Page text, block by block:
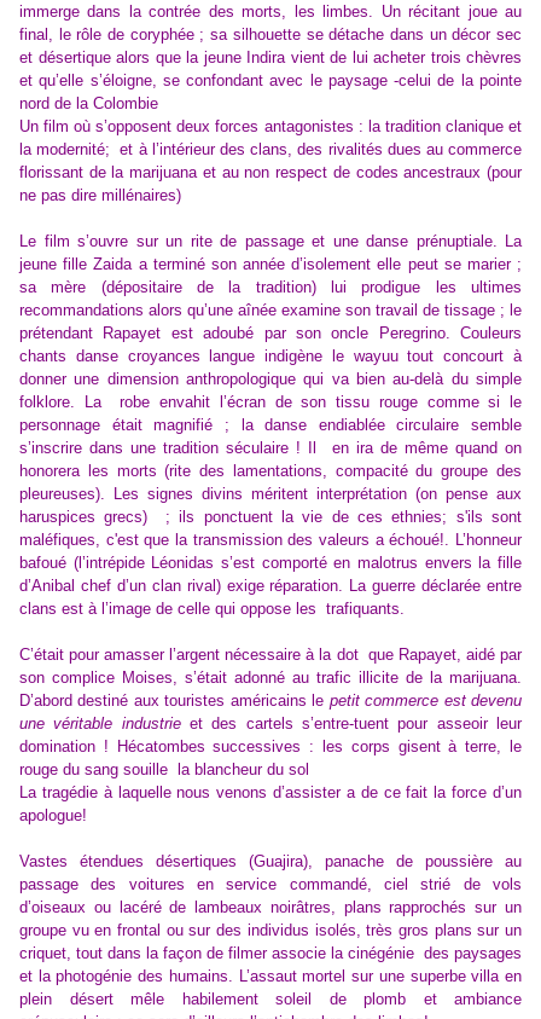
immerge dans la contrée des morts, les limbes. Un récitant joue au
final, le rôle de coryphée ; sa silhouette se détache dans un décor sec
et désertique alors que la jeune Indira vient de lui acheter trois chèvres
et qu’elle s’éloigne, se confondant avec le paysage -celui de la pointe
nord de la Colombie
Un film où s’opposent deux forces antagonistes : la tradition clanique et
la modernité; et à l’intérieur des clans, des rivalités dues au commerce
florissant de la marijuana et au non respect de codes ancestraux (pour
ne pas dire millénaires)
Le film s’ouvre sur un rite de passage et une danse prénuptiale. La
jeune fille Zaida a terminé son année d’isolement elle peut se marier ;
sa mère (dépositaire de la tradition) lui prodigue les ultimes
recommandations alors qu’une aînée examine son travail de tissage ; le
prétendant Rapayet est adoubé par son oncle Peregrino. Couleurs
chants danse croyances langue indigène le wayuu tout concourt à
donner une dimension anthropologique qui va bien au-delà du simple
folklore. La robe envahit l’écran de son tissu rouge comme si le
personnage était magnifié ; la danse endiablée circulaire semble
s’inscrire dans une tradition séculaire ! Il en ira de même quand on
honorera les morts (rite des lamentations, compacité du groupe des
pleureuses). Les signes divins méritent interprétation (on pense aux
haruspices grecs) ; ils ponctuent la vie de ces ethnies; s'ils sont
maléfiques, c'est que la transmission des valeurs a échoué!. L’honneur
bafoué (l’intrépide Léonidas s’est comporté en malotrus envers la fille
d’Anibal chef d’un clan rival) exige réparation. La guerre déclarée entre
clans est à l’image de celle qui oppose les trafiquants.
C’était pour amasser l’argent nécessaire à la dot que Rapayet, aidé par
son complice Moises, s’était adonné au trafic illicite de la marijuana.
D’abord destiné aux touristes américains le petit commerce est devenu
une véritable industrie et des cartels s’entre-tuent pour asseoir leur
domination ! Hécatombes successives : les corps gisent à terre, le
rouge du sang souille la blancheur du sol
La tragédie à laquelle nous venons d’assister a de ce fait la force d’un
apologue!
Vastes étendues désertiques (Guajira), panache de poussière au
passage des voitures en service commandé, ciel strié de vols
d’oiseaux ou lacéré de lambeaux noirâtres, plans rapprochés sur un
groupe vu en frontal ou sur des individus isolés, très gros plans sur un
criquet, tout dans la façon de filmer associe la cinégénie des paysages
et la photogénie des humains. L’assaut mortel sur une superbe villa en
plein désert mêle habilement soleil de plomb et ambiance